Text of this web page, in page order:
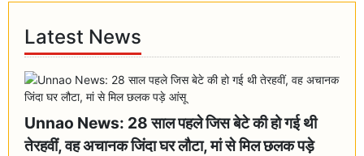
Latest News
Unnao News: 28 साल पहले जिस बेटे की हो गई थी
तेरहवीं, वह अचानक जिंदा घर लौटा, मां से मिल छलक पड़े